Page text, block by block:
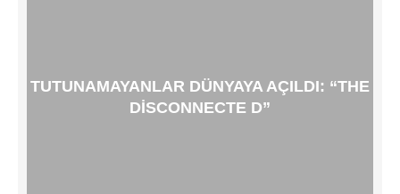
TUTUNAMAYANLAR DÜNYAYA AÇILDI: “THE
DISCONNECTE D”